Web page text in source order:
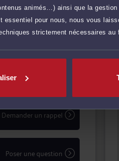
animés…) ainsi que la
pour nous, nous vous
strictement nécessaires au
Prendre RDV
Prendre RDV
Demander un rappel
Poser une question